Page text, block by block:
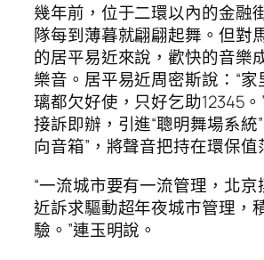
幾年前，位于二環以內的金融
隊每到薄暮就翩翩起舞。但對
的居平易近來說，歡快的音樂
樂音。居平易近周密斯說：“
璃都欠好使，只好乞助12345
接訴即辦，引進“聰明舞場系統
向音箱”，將聲音把持在環保值
“一流城市要有一流管理，北京
近訴求驅動超年夜城市管理，
驗。”連玉明說。